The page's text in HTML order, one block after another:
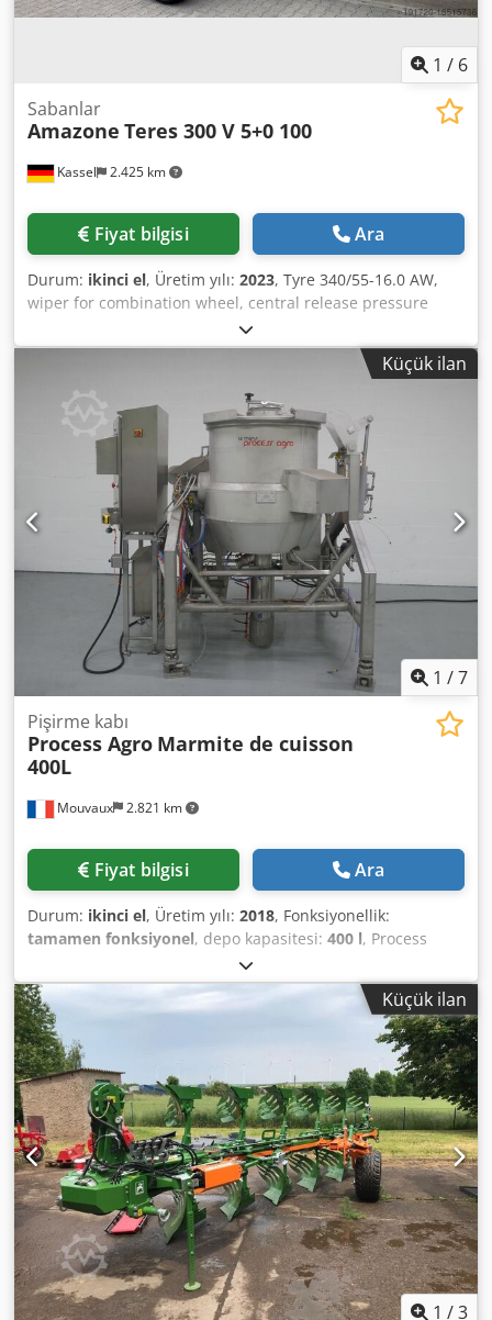
1 / 6
Kassel 2.425 km
Sabanlar
Amazone Teres 300 V 5+0 100
Fiyat bilgisi Ara
Durum: ikinci el, Üretim yılı: 2023, Tyre 340/55-16.0 AW,
wiper for combination wheel, central release pressure
adjustment / plough body STU 40, share blade 430, heavy-
duty share point, disc coulter D 500, notched, 1 / notched,
Küçük ilan
1 /7
Mouvaux 2.821 km
Pişirme kabı
Process Agro Marmite de cuisson
400L
Fiyat bilgisi Ara
Durum: ikinci el, Üretim yılı: 2018, Fonksiyonellik:
tamamen fonksiyonel, depo kapasitesi: 400 l, Process
Agro'nun tasarladığı 400L buharlı pişirme kazanı, üretim
kapasitesini artırmak isteyen gıda sektörü profesyonelleri
için ideal bir ekipmandır. 400 litrelik kapasitesi sayesinde
birçok çeşit ürünü hızlı ve verimli bir şekilde pişirmenize
olanak sağlar. Zira buhar kullanımı, malzemelerin lezzetini
ve dokusunu korurken, aynı zamanda eşit bir pişirme
sağlıyor. Bu nedenle bu tencere hassas sıcaklık kontrolü
gerektiren hazırlıklar için idealdir. Ayrıca sağlam ve
güvenilir tasarımı, yoğun üretim ortamlarında bile uzun
süreli kullanım imkânı sağlar. Üstelik kullanılmış bir model
olması sebebiyle performans ve ekonomiyi bir arada sunan
bu tencere, pişirme süreçlerini optimize etmek isteyen
işletmeler için uygun maliyetli bir tercih oluyor. Ayrıca,
çeşitli üretim hatlarına kolay entegrasyon, ürün
kalitesinden ödün vermeden üretkenliğin artırılmasına
yardımcı olur. Özetle 400L buharlı pişirme tenceresi,
Küçük ilan
1 /3